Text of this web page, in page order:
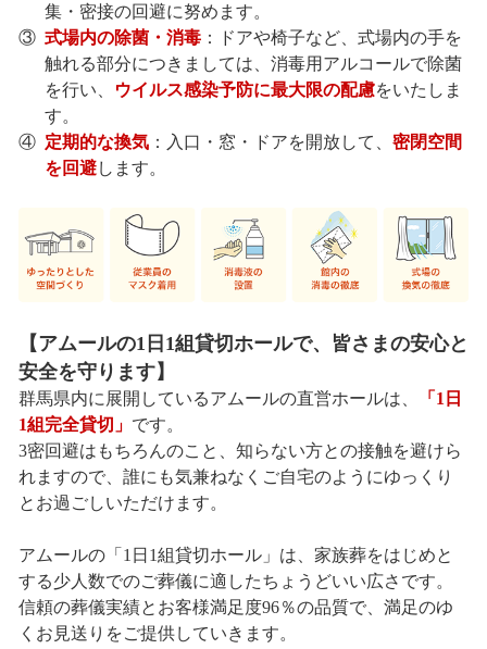
集・密接の回避に努めます。
③ 式場内の除菌・消毒：ドアや椅子など、式場内の手を
触れる部分につきましては、消毒用アルコールで除菌
を行い、
ウイルス感染予防に最大限の配慮をいたしま
す。
④ 定期的な換気：入口・窓・ドアを開放して、 密閉空間
を回避します。
【アムールの1日1組貸切ホールで、皆さまの安心と
安全を守ります】
群馬県内に展開しているアムールの直営ホールは、
「1日
1組完全貸切」 です。
3密回避はもちろんのこと、知らない方との接触を避けら
れますので、誰にも気兼ねなくご自宅のようにゆっくり
とお過ごしいただけます。
アムールの「1日1組貸切ホール」は、家族葬をはじめと
する少人数でのご葬儀に適したちょうどいい広さです。
信頼の葬儀実績とお客様満足度96％の品質で、満足のゆ
くお見送りをご提供していきます。